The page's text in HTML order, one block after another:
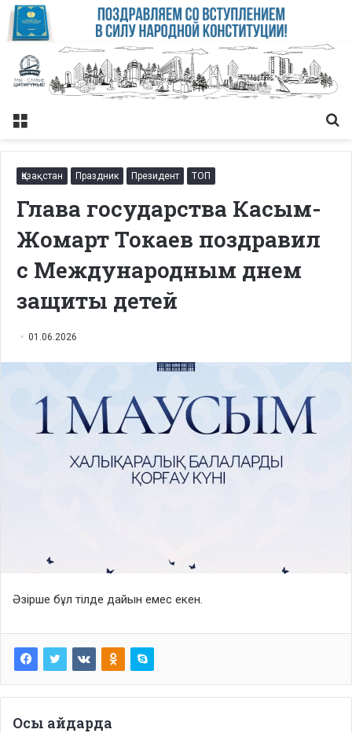
Меню
Қазақстан Праздник Президент ТОП
Глава государства Касым-
Жомарт Токаев поздравил
с Международным днем
защиты детей
01.06.2026
Әзірше бұл тілде дайын емес екен.
Осы айдарда